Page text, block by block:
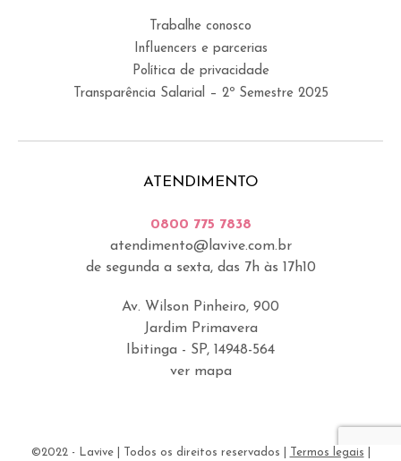
Trabalhe conosco
Influencers e parcerias
Política de privacidade
Transparência Salarial – 2º Semestre 2025
ATENDIMENTO
0800 775 7838
atendimento@lavive.com.br
de segunda a sexta, das 7h às 17h10
Av. Wilson Pinheiro, 900
Jardim Primavera
Ibitinga - SP, 14948-564
ver mapa
©2022 - Lavive | Todos os direitos reservados | Termos legais